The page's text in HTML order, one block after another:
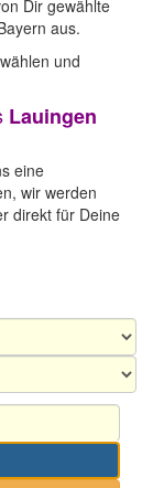
Dir gewählte
aus.
und
Lauingen
eine
wir werden
direkt für Deine